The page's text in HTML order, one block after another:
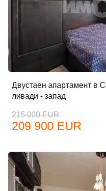
Двустаен апартамент в
ливади - запад
215 000 EUR
209 900 EUR